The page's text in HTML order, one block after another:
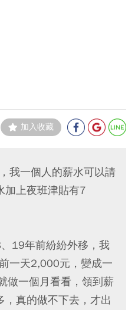
加入收藏
我一個人的薪水可以請
加上夜班津貼有7
19年前紛紛外移，我
一天2,000元，變成一
做一個月看看，領到薪
真的做不下去，才出